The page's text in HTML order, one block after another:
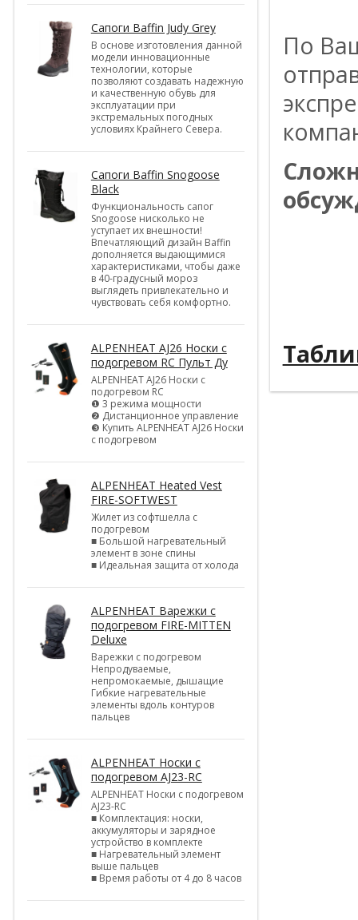
Сапоги Baffin Judy Grey
В основе изготовления данной
модели инновационные
технологии, которые
позволяют создавать надежную
и качественную обувь для
эксплуатации при
экстремальных погодных
условиях Крайнего Севера.
Сапоги Baffin Snogoose
Black
Функциональность сапог
Snogoose нисколько не
уступает их внешности!
Впечатляющий дизайн Baffin
дополняется выдающимися
характеристиками, чтобы даже
в 40-градусный мороз
выглядеть привлекательно и
чувствовать себя комфортно.
ALPENHEAT AJ26 Носки с
подогревом RC Пульт Ду
ALPENHEAT AJ26 Носки с
подогревом RC
❶ 3 режима мощности
❷ Дистанционное управление
❸ Купить ALPENHEAT AJ26 Носки
с подогревом
ALPENHEAT Heated Vest
FIRE-SOFTWEST
Жилет из софтшелла с
подогревом
■ Большой нагревательный
элемент в зоне спины
■ Идеальная защита от холода
ALPENHEAT Варежки с
подогревом FIRE-MITTEN
Deluxe
Варежки с подогревом
Непродуваемые,
непромокаемые, дышащие
Гибкие нагревательные
элементы вдоль контуров
пальцев
ALPENHEAT Носки с
подогревом AJ23-RC
ALPENHEAT Носки с подогревом
AJ23-RC
■ Комплектация: носки,
аккумуляторы и зарядное
устройство в комплекте
■ Нагревательный элемент
выше пальцев
■ Время работы от 4 до 8 часов
По